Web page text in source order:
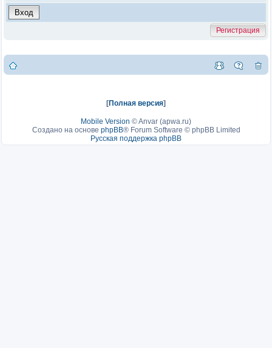
Регистрация
[Полная версия]
Mobile Version ©Anvar (apwa.ru)
Создано на основе phpBB® Forum Software © phpBB Limited
Русская поддержка phpBB